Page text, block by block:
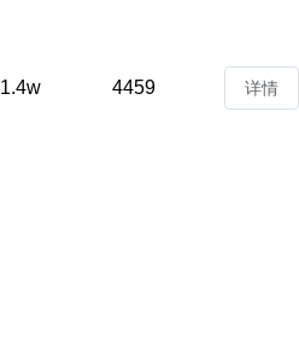
1.4w 4459 详情